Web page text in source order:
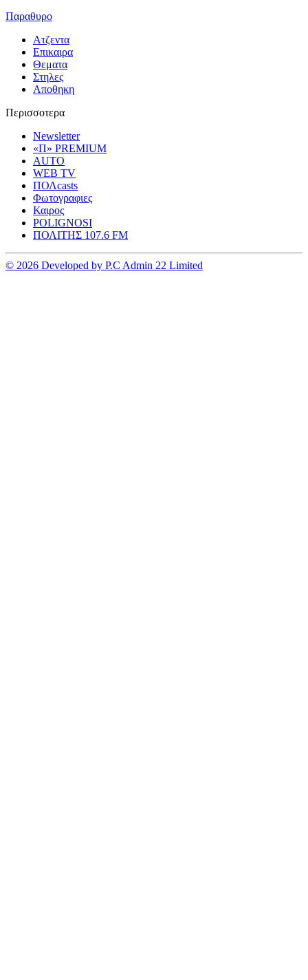
Παραθυρο
Ατζεντα
Επικαιρα
Θεματα
Στηλες
Αποθηκη
Περισσοτερα
Newsletter
«Π» PREMIUM
AUTO
WEB TV
ΠΟΛcasts
Φωτογραφιες
Καιρος
POLIGNOSI
ΠΟΛΙΤΗΣ 107.6 FM
© 2026 Developed by P.C Admin 22 Limited